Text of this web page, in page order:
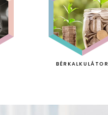
BÉRKALKULÁTOR